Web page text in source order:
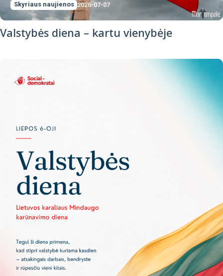
Skyriaus naujienos 2026-07-07
Valstybės diena – kartu vienybėje